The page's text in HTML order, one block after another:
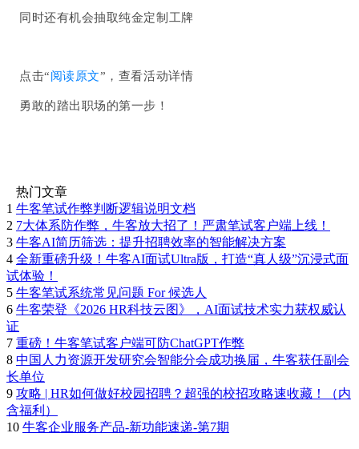
同时还有机会抽取纯金定制工牌
点击“阅读原文”，查看活动详情
勇敢的踏出职场的第一步！
热门文章
1 牛客笔试作弊判断逻辑说明文档
2 7大体系防作弊，牛客放大招了！严肃笔试客户端上线！
3 牛客AI简历筛选：提升招聘效率的智能解决方案
4 全新重磅升级！牛客AI面试Ultra版，打造“真人级”沉浸式面
试体验！
5 牛客笔试系统常见问题 For 候选人
6 牛客荣登《2026 HR科技云图》，AI面试技术实力获权威认
证
7 重磅！牛客笔试客户端可防ChatGPT作弊
8 中国人力资源开发研究会智能分会成功换届，牛客获任副会
长单位
9 攻略 | HR如何做好校园招聘？超强的校招攻略速收藏！（内
含福利）
10 牛客企业服务产品-新功能速递-第7期